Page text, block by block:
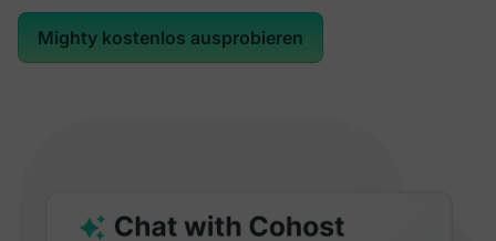
Mighty kostenlos ausprobieren